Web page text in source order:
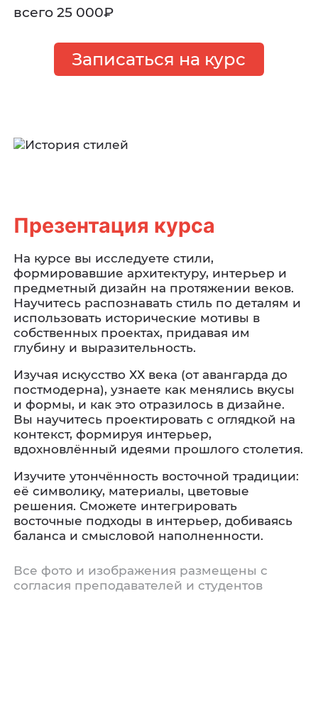
всего 25 000₽
Записаться на курс
Презентация курса
На курсе вы исследуете стили,
формировавшие архитектуру, интерьер и
предметный дизайн на протяжении веков.
Научитесь распознавать стиль по деталям и
использовать исторические мотивы в
собственных проектах, придавая им
глубину и выразительность.
Изучая искусство ХХ века (от авангарда до
постмодерна), узнаете как менялись вкусы
и формы, и как это отразилось в дизайне.
Вы научитесь проектировать с оглядкой на
контекст, формируя интерьер,
вдохновлённый идеями прошлого столетия.
Изучите утончённость восточной традиции:
её символику, материалы, цветовые
решения. Сможете интегрировать
восточные подходы в интерьер, добиваясь
баланса и смысловой наполненности.
Все фото и изображения размещены с
согласия преподавателей и студентов